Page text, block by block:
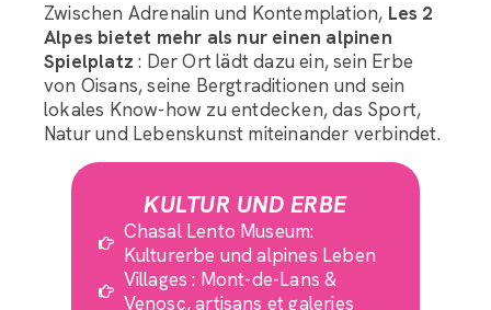
Zwischen Adrenalin und Kontemplation, Les 2
Alpes bietet mehr als nur einen alpinen
Spielplatz : Der Ort lädt dazu ein, sein Erbe
von Oisans, seine Bergtraditionen und sein
lokales Know-how zu entdecken, das Sport,
Natur und Lebenskunst miteinander verbindet.
KULTUR UND ERBE
Chasal Lento Museum:
Kulturerbe und alpines Leben
Villages : Mont-de-Lans &
Venosc, artisans et galeries